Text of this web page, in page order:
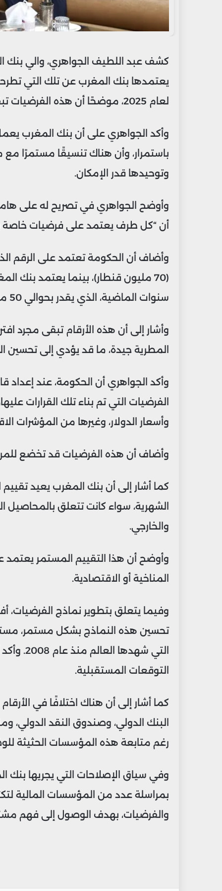
كشف عبد اللطيف الجواهري، والي بنك
يعتمدها بنك المغرب عن تلك التي
لعام 2025، موضحًا أن هذه الفرضيات تبقى قابلة للمراجعة وفقًا للمتغيرات الاقتصادية.
وأكد الجواهري على أن بنك المغرب
باستمرار، وأن هناك تنسيقًا مستمرًا مع
وتوحيدها قدر الإمكان.
وأوضح الجواهري في تصريح له على
أن “كل طرف يعتمد على فرضيات خاصة
وأضاف أن الحكومة تعتمد على الرقم
(70 مليون قنطار)، بينما يعتمد
سنوات الماضية، الذي يقدر بحوالي 50 مليون قنطار.
وأشار إلى أن هذه الأرقام تبقى مجرد
المطرية جيدة، ما قد يؤدي إلى تحسين
وأكد الجواهري أن الحكومة، عند إعداد
الفرضيات التي تم بناء تلك القرارات
وأسعار الدولار، وغيرها من المؤشرات
وأضاف أن هذه الفرضيات قد تخضع
كما أشار إلى أن بنك المغرب يعيد
الشهرية، سواء كانت تتعلق بالمحاصيل
والخارجي.
وأوضح أن هذا التقييم المستمر
المناخية أو الاقتصادية.
وفيما يتعلق بتطوير نماذج الفرضيات،
تحسين هذه النماذج بشكل مستمر،
التي
التوقعات المستقبلية.
كما أشار إلى أن هناك اختلافًا في
رغم متابعة هذه المؤسسات الحثيثة
وفي سياق الإصلاحات التي يجريها بنك
بمراسلة عدد من المؤسسات المالية
والفرضيات، بهدف الوصول إلى فهم